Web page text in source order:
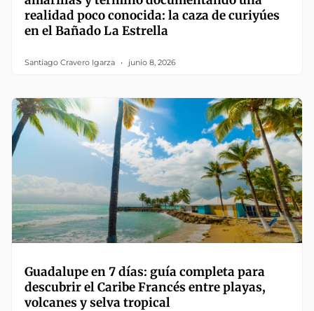
realidad poco conocida: la caza de curiyúes
en el Bañado La Estrella
Santiago Cravero Igarza junio 8, 2026
Guadalupe en 7 días: guía completa para
descubrir el Caribe Francés entre playas,
volcanes y selva tropical